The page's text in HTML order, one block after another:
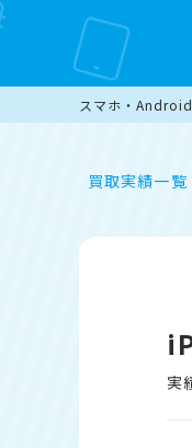
スマホ・
買取実績一覧
実